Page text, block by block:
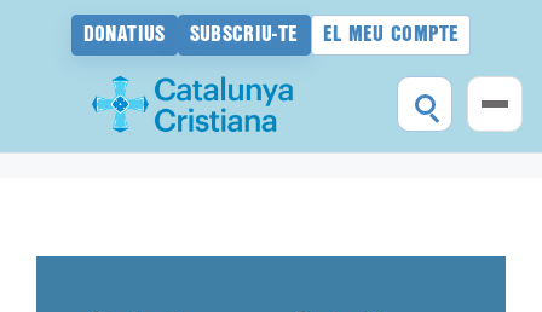
DONATIUS SUBSCRIU-TE EL MEU COMPTE